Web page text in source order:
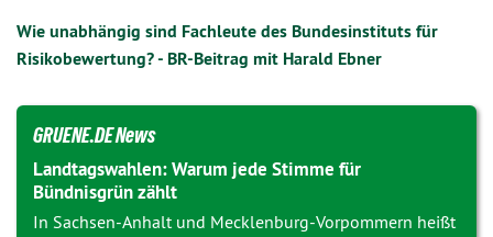
Wie unabhängig sind Fachleute des Bundesinstituts für
Risikobewertung? - BR-Beitrag mit Harald Ebner
GRUENE.DE News
Landtagswahlen: Warum jede Stimme für
Bündnisgrün zählt
In Sachsen-Anhalt und Mecklenburg-Vorpommern heißt